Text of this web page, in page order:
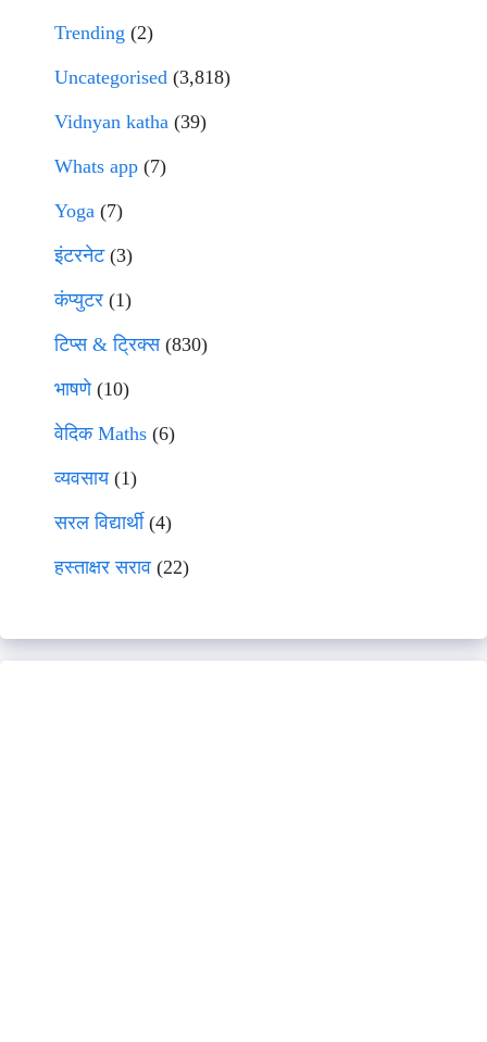
Trending (2)
Uncategorised (3,818)
Vidnyan katha (39)
Whats app (7)
Yoga (7)
इंटरनेट(3)
कंप्युटर (1)
टिप्स & ट्रिक्स(830)
भाषणे(10)
वेदिक Maths (6)
व्यवसाय(1)
सरल विद्यार्थी(4)
हस्ताक्षर सराव (22)